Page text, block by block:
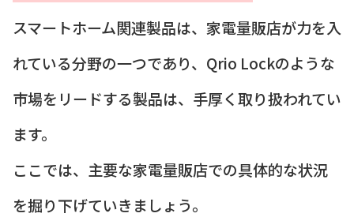
スマートホーム関連製品は、家電量販店が力を入
れている分野の一つであり、Qrio Lockのような
市場をリードする製品は、手厚く取り扱われてい
ます。
ここでは、主要な家電量販店での具体的な状況
を掘り下げていきましょう。